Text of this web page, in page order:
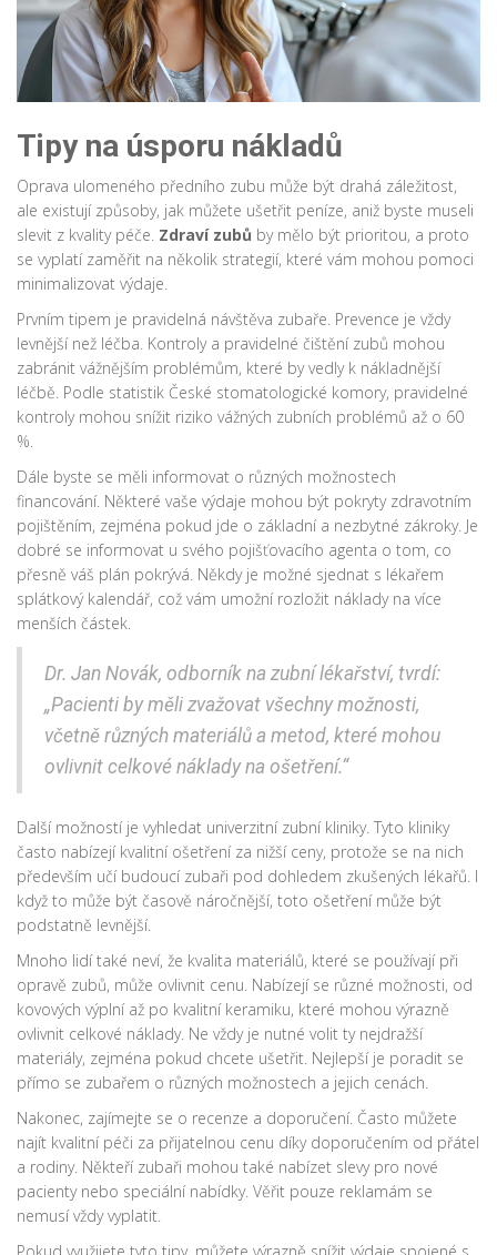
Tipy na úsporu nákladů
Oprava ulomeného předního zubu může být drahá záležitost,
ale existují způsoby, jak můžete ušetřit peníze, aniž byste museli
slevit z kvality péče. Zdraví zubů by mělo být prioritou, a proto
se vyplatí zaměřit na několik strategií, které vám mohou pomoci
minimalizovat výdaje.
Prvním tipem je pravidelná návštěva zubaře. Prevence je vždy
levnější než léčba. Kontroly a pravidelné čištění zubů mohou
zabránit vážnějším problémům, které by vedly k nákladnější
léčbě. Podle statistik České stomatologické komory, pravidelné
kontroly mohou snížit riziko vážných zubních problémů až o 60
%.
Dále byste se měli informovat o různých možnostech
financování. Některé vaše výdaje mohou být pokryty zdravotním
pojištěním, zejména pokud jde o základní a nezbytné zákroky. Je
dobré se informovat u svého pojišťovacího agenta o tom, co
přesně váš plán pokrývá. Někdy je možné sjednat s lékařem
splátkový kalendář, což vám umožní rozložit náklady na více
menších částek.
Dr. Jan Novák, odborník na zubní lékařství, tvrdí:
„Pacienti by měli zvažovat všechny možnosti,
včetně různých materiálů a metod, které mohou
ovlivnit celkové náklady na ošetření.“
Další možností je vyhledat univerzitní zubní kliniky. Tyto kliniky
často nabízejí kvalitní ošetření za nižší ceny, protože se na nich
především učí budoucí zubaři pod dohledem zkušených lékařů. I
když to může být časově náročnější, toto ošetření může být
podstatně levnější.
Mnoho lidí také neví, že kvalita materiálů, které se používají při
opravě zubů, může ovlivnit cenu. Nabízejí se různé možnosti, od
kovových výplní až po kvalitní keramiku, které mohou výrazně
ovlivnit celkové náklady. Ne vždy je nutné volit ty nejdražší
materiály, zejména pokud chcete ušetřit. Nejlepší je poradit se
přímo se zubařem o různých možnostech a jejich cenách.
Nakonec, zajímejte se o recenze a doporučení. Často můžete
najít kvalitní péči za přijatelnou cenu díky doporučením od přátel
a rodiny. Někteří zubaři mohou také nabízet slevy pro nové
pacienty nebo speciální nabídky. Věřit pouze reklamám se
nemusí vždy vyplatit.
Pokud využijete tyto tipy, můžete výrazně snížit výdaje spojené s